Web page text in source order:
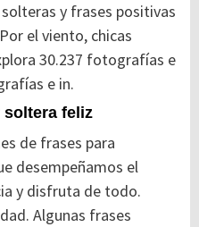
y frases positivas
el viento, chicas
30.237 fotografías e
e in.
soltera feliz
de frases para
desempeñamos el
y disfruta de todo.
Algunas frases